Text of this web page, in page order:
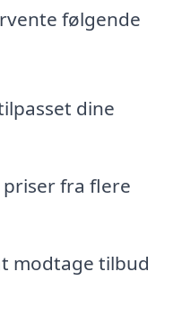
følgende
dine
fra flere
modtage tilbud